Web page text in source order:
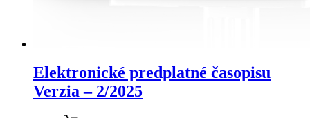
Elektronické predplatné časopisu
Verzia – 2/2025